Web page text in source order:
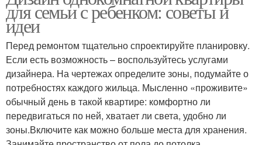
для семьи с ребенком: советы и
идеи
Перед ремонтом тщательно спроектируйте планировку.
Если есть возможность – воспользуйтесь услугами
дизайнера. На чертежах определите зоны, подумайте о
потребностях каждого жильца. Мысленно «проживите»
обычный день в такой квартире: комфортно ли
передвигаться по ней, хватает ли света, удобно ли
зоны.Включите как можно больше места для хранения.